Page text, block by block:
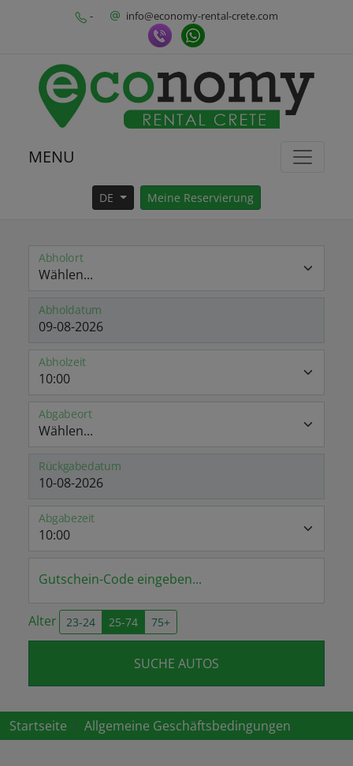
- info@economy-rental-crete.com
MENU
DE Meine Reservierung
Abholort
Abholdatum
Abholzeit
Abgabeort
Rückgabedatum
Abgabezeit
Gutschein-Code eingeben...
Alter 23-24 25-74 75+
SUCHE AUTOS
Startseite Allgemeine Geschäftsbedingungen